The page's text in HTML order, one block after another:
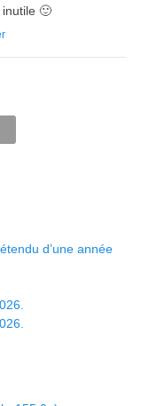
🙂
d’une année